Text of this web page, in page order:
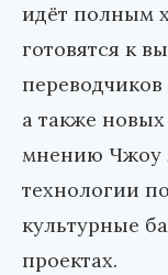
идёт полным
готовятся к
а также
мнению Чжоу
технологии
культурные
проектах.